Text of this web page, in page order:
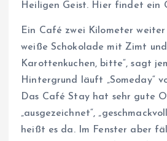
Heiligen Geist. Hier findet ein
Ein Café zwei Kilometer weiter
weiße Schokolade mit Zimt
Karottenkuchen, bitte“, sagt
Hintergrund läuft „Someday“
Das Café Stay hat sehr gute
„ausgezeichnet“,
heißt es da. Im Fenster aber